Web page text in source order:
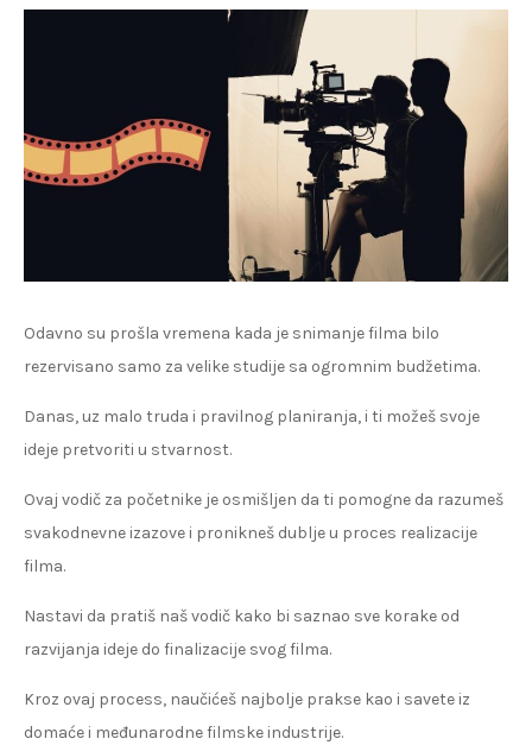
Odavno su prošla vremena kada je snimanje filma bilo
rezervisano samo za velike studije sa ogromnim budžetima.
Danas, uz malo truda i pravilnog planiranja, i ti možeš svoje
ideje pretvoriti u stvarnost.
Ovaj vodič za početnike je osmišljen da ti pomogne da razumeš
svakodnevne izazove i pronikneš dublje u proces realizacije
filma.
Nastavi da pratiš naš vodič kako bi saznao sve korake od
razvijanja ideje do finalizacije svog filma.
Kroz ovaj process, naučićeš najbolje prakse kao i savete iz
domaće i međunarodne filmske industrije.